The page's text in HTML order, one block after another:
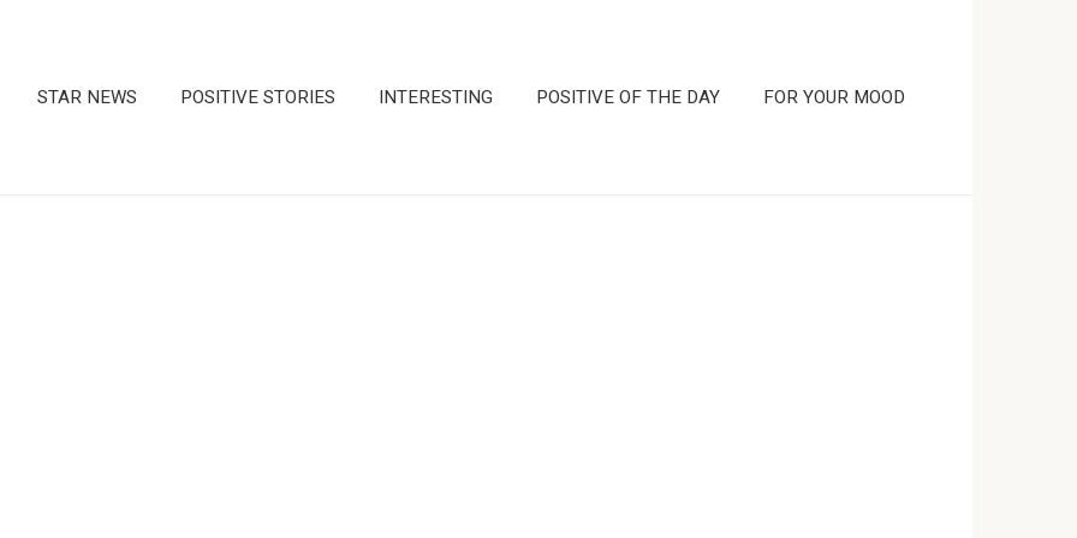
STAR NEWS POSITIVE STORIES INTERESTING POSITIVE OF THE DAY FOR YOUR MOOD